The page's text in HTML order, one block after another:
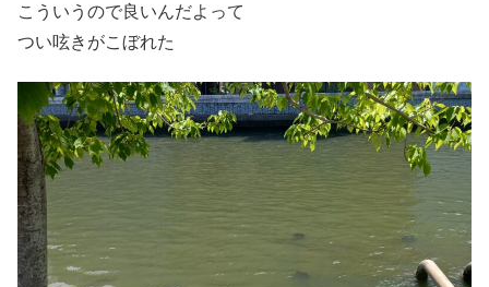
こういうので良いんだよって
つい呟きがこぼれた